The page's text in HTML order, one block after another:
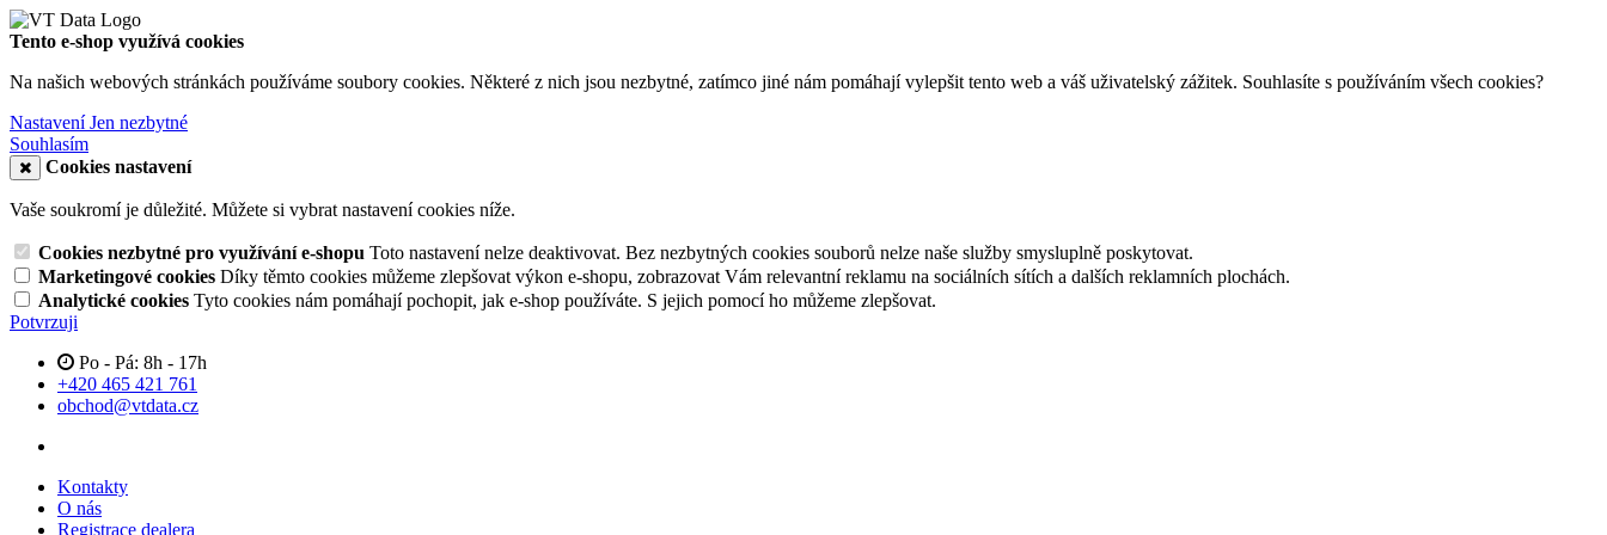
Tento e-shop využívá cookies
Na našich webových stránkách používáme soubory cookies. Některé z nich jsou nezbytné, zatímco jiné nám pomáhají vylepšit tento web a váš uživatelský zážitek. Souhlasíte s používáním všech cookies?
NastaveníJen nezbytné
Souhlasím
Cookies nastavení
Vaše soukromí je důležité. Můžete si vybrat nastavení cookies níže.
Cookies nezbytné pro využívání e-shopu Toto nastavení nelze deaktivovat. Bez nezbytných cookies souborů nelze naše služby smysluplně poskytovat.
Marketingové cookies Díky těmto cookies můžeme zlepšovat výkon e-shopu, zobrazovat Vám relevantní reklamu na sociálních sítích a dalších reklamních plochách.
Analytické cookies Tyto cookies nám pomáhají pochopit, jak e-shop používáte. S jejich pomocí ho můžeme zlepšovat.
Potvrzuji
Po - Pá: 8h - 17h
+420 465 421 761
obchod@vtdata.cz
Kontakty
O nás
Registrace dealera